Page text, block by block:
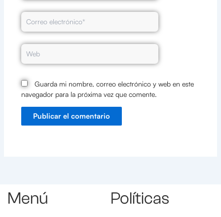
Correo
electrónico*
Web
Guarda mi nombre, correo electrónico y web en este
navegador para la próxima vez que comente.
Menú Políticas